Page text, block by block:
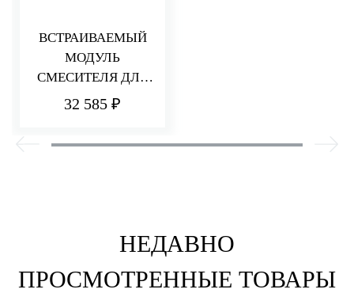
ВСТРАИВАЕМЫЙ
МОДУЛЬ
СМЕСИТЕЛЯ ДЛЯ
ДУША НА 2/3
32 585 ₽
НЕДАВНО
ПРОСМОТРЕННЫЕ ТОВАРЫ